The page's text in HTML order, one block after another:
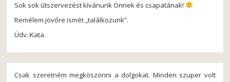
Sok sok útszervezést kívánunk Önnek és csapatának!
Remélem jövőre ismét „találkozunk”.
Üdv.:Kata
Csak szeretném megköszönni a dolgokat. Minden szuper volt